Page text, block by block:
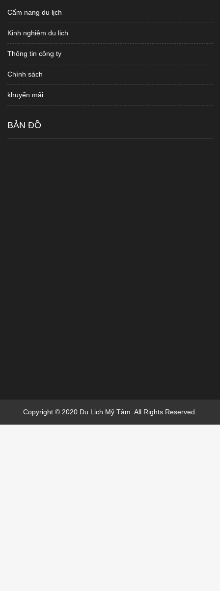
Cẩm nang du lịch
Kinh nghiệm du lịch
Thông tin công ty
Chính sách
khuyến mãi
BẢN ĐỒ
Copyright © 2020 Du Lich Mỹ Tâm. All Rights Reserved.